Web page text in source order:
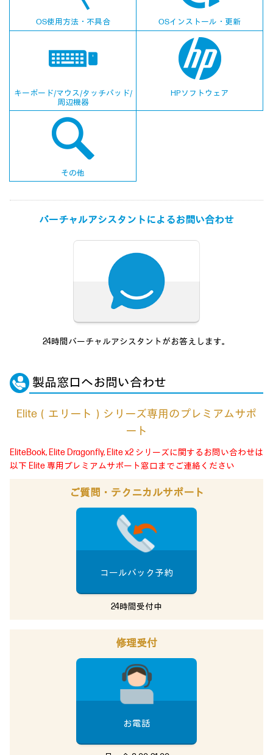
OS使用方法・不具合 OSインストール・ 更新
キーボード/マウス/タッチパッド/
周辺機器
HPソフトウェア
その他
バーチャルアシスタントによるお問い合わせ
24時間バーチャルアシスタントがお答えします。
製品窓口へお問い合わせ
Elite（エリート）シリーズ専用のプレミアムサポ
ート
EliteBook, Elite Dragonfly, Elite x2 シリーズに関するお問い合わせは
以下 Elite 専用プレミアムサポート窓口までご連絡ください
ご質問・テクニカルサポート
コールバック予約
24時間受付中
修理受付
お電話